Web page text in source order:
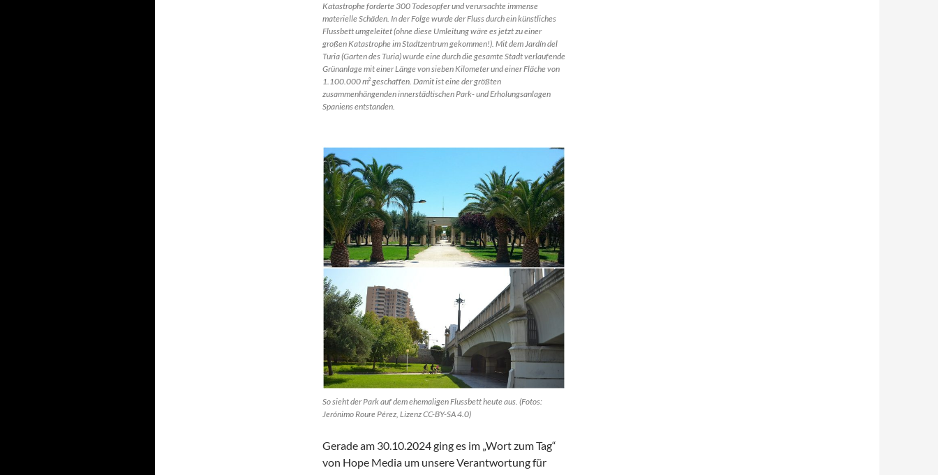
Katastrophe forderte 300 Todesopfer und verursachte immense
materielle Schäden. In der Folge wurde der Fluss durch ein künstliches
Flussbett umgeleitet (ohne diese Umleitung wäre es jetzt zu einer
großen Katastrophe im Stadtzentrum gekommen!). Mit dem Jardín del
Turia (Garten des Turia) wurde eine durch die gesamte Stadt verlaufende
Grünanlage mit einer Länge von sieben Kilometer und einer Fläche von
1.100.000 m² geschaffen. Damit ist eine der größten
zusammenhängenden innerstädtischen Park- und Erholungsanlagen
Spaniens entstanden.
So sieht der Park auf dem ehemaligen Flussbett heute aus. (Fotos:
Jerónimo Roure Pérez, Lizenz CC-BY-SA 4.0)
Gerade am 30.10.2024 ging es im „Wort zum Tag“
von Hope Media um unsere Verantwortung für